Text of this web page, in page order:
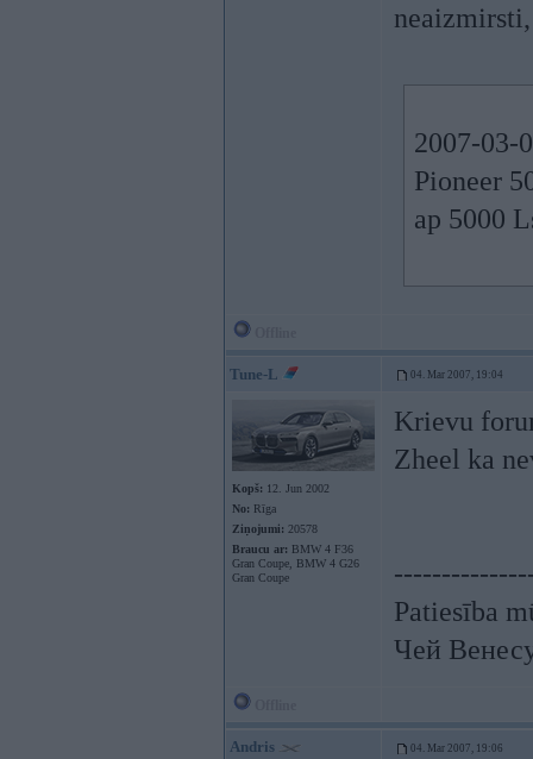
2007-03-
Pioneer
ap 5000
Tune-L 04. Mar 2007, 19:04
Kopš: 12. Jun 2002
No: Rīga
Ziņojumi: 20578
Braucu ar: BMW 4 F36
Gran Coupe, BMW 4 G26
Gran Coupe
Krievu
Zheel ka
Patiesība
Чей
Andris 04. Mar 2007, 19:06